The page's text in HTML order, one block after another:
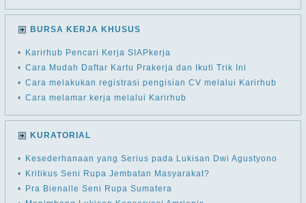
BURSA KERJA KHUSUS
•
Karirhub Pencari Kerja SIAPkerja
• Cara Mudah Daftar Kartu Prakerja dan Ikuti Trik Ini
• Cara melakukan registrasi pengisian CV melalui Karirhub
• Cara melamar kerja melalui Karirhub
KURATORIAL
•
Kesederhanaan yang Serius pada Lukisan Dwi Agustyono
•
Kritikus Seni Rupa Jembatan Masyarakat?
•
Pra Bienalle Seni Rupa Sumatera